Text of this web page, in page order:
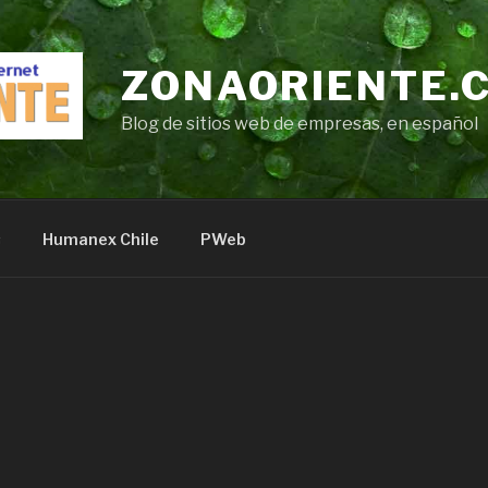
Blog de sitios web de empresas, en español
Humanex Chile PWeb